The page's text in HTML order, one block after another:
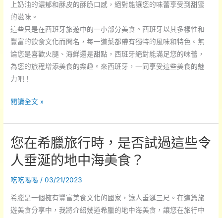
上奶油的濃郁和酥皮的酥脆口感，絕對能讓您的味蕾享受到甜蜜
的滋味。
這些只是在西班牙旅遊中的一小部分美食。西班牙以其多樣性和
豐富的飲食文化而聞名，每一道菜都帶有獨特的風味和特色。無
論您是喜歡火腿、海鮮還是甜點，西班牙絕對能滿足您的味蕾，
為您的旅程增添美食的樂趣。來西班牙，一同享受這些美食的魅
力吧！
在
班
牙
旅
遊，
你
對
不
閱讀全文 »
您在希臘旅行時，是否試過這些令
人垂涎的地中海美食？
吃吃喝喝 /03/21/2023
希臘是一個擁有豐富美食文化的國家，讓人垂涎三尺。在這篇旅
遊美食分享中，我將介紹幾道希臘的地中海美食，讓您在旅行中